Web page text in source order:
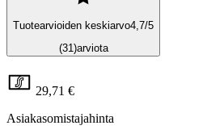
Tuotearvioiden keskiarvo4,7/5
(31)arviota
29,71 €
Asiakasomistajahinta